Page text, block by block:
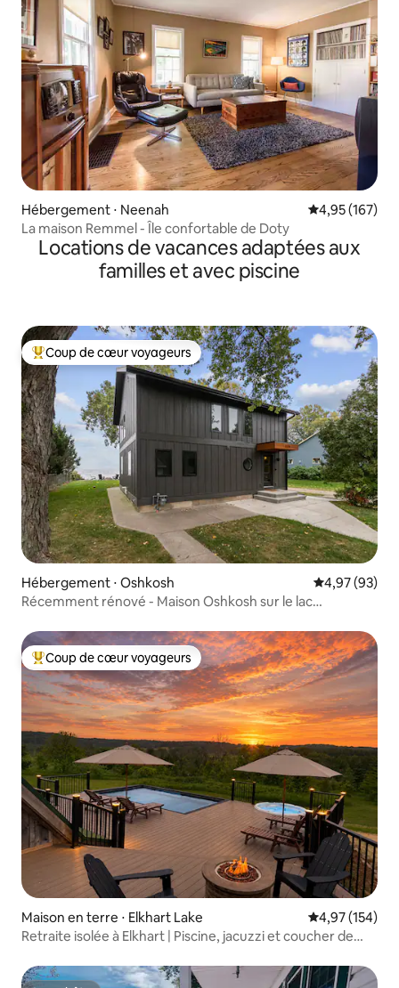
Hébergement ⋅ Neenah Évaluation
4,95 (167)
La maison Remmel - Île confortable de Doty
Locations de vacances adaptées aux
familles et avec piscine
Coups de cœur voyageurs les plus appréciés
Coup de cœur voyageurs
Hébergement ⋅ Oshkosh Évaluation
4,97 (93)
Récemment rénové - Maison Oshkosh sur le lac
Coups de cœur voyageurs les plus appréciés
Coup de cœur voyageurs
Maison en terre ⋅ Elkhart Lake Évaluation
4,97 (154)
Retraite isolée à Elkhart | Piscine, jacuzzi et coucher de